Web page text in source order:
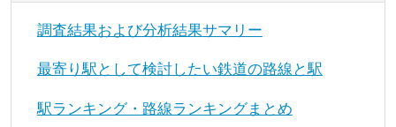
調査結果および分析結果サマリー
最寄り駅として検討したい鉄道の路線と駅
駅ランキング・路線ランキングまとめ